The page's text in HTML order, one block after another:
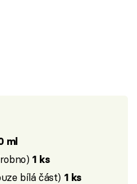
ml
1 ks
bílá část) 1 ks